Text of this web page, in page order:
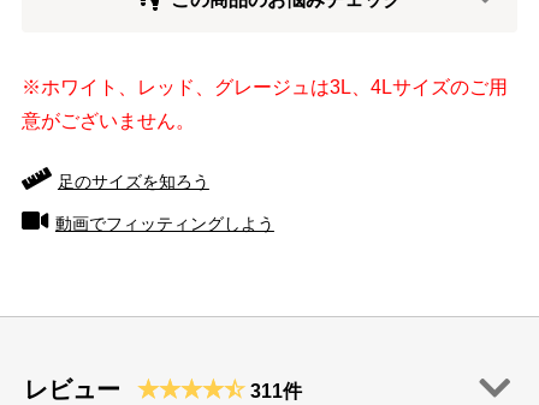
※ホワイト、レッド、グレージュは3L、4Lサイズのご用
意がございません。
足のサイズを知ろう
動画でフィッティングしよう
レビュー 311件